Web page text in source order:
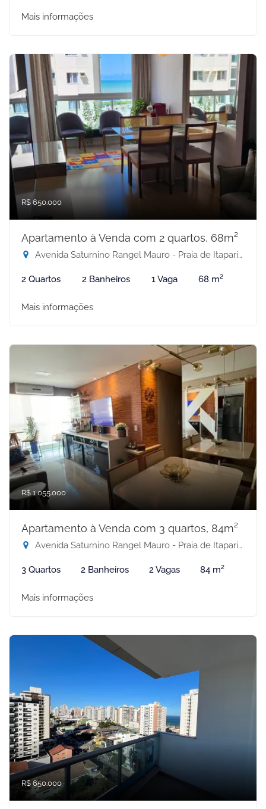
Mais informações
R$ 650.000
Apartamento à Venda com 2 quartos, 68m²
Avenida Saturnino Rangel Mauro - Praia de Itaparica, Vila Velha-ES
2 Quartos 2 Banheiros 1 Vaga 68 m²
Mais informações
R$ 1.055.000
Apartamento à Venda com 3 quartos, 84m²
Avenida Saturnino Rangel Mauro - Praia de Itaparica, Vila Velha-ES
3 Quartos 2 Banheiros 2 Vagas 84 m²
Mais informações
R$ 650.000